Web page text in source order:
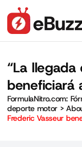
“La
beneficiará
FormulaNitro.com:
deporte motor >
Frederic Vasseur